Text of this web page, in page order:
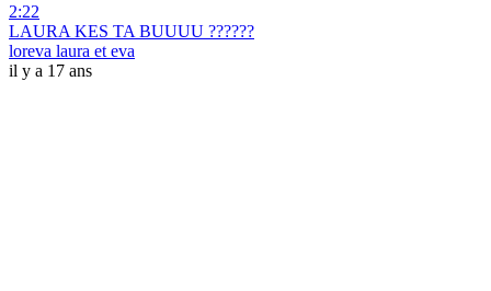
2:22
LAURA KES TA BUUUU ??????
loreva laura et eva
il y a 17 ans